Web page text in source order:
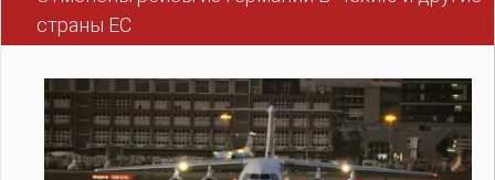
страны ЕС